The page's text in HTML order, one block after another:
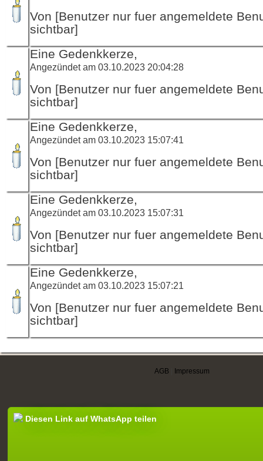
Von [Benutzer nur fuer angemeldete
sichtbar]
Eine Gedenkkerze,
Angezündet am 03.10.2023 20:04:28
Von [Benutzer nur fuer angemeldete
sichtbar]
Eine Gedenkkerze,
Angezündet am 03.10.2023 15:07:41
Von [Benutzer nur fuer angemeldete
sichtbar]
Eine Gedenkkerze,
Angezündet am 03.10.2023 15:07:31
Von [Benutzer nur fuer angemeldete
sichtbar]
Eine Gedenkkerze,
Angezündet am 03.10.2023 15:07:21
Von [Benutzer nur fuer angemeldete
sichtbar]
AGB Impressum
Diesen Link auf WhatsApp teilen